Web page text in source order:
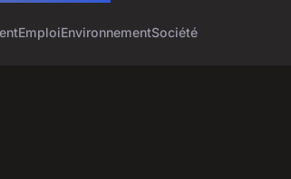
EmploiEnvironnementSociété